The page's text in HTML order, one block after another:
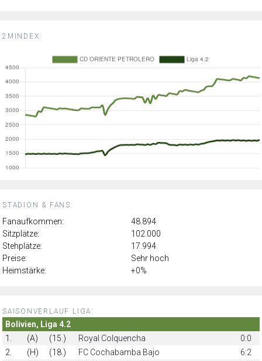
2MINDEX:
STADION & FANS:
Fanaufkommen:
48.894
Sitzplätze:
102.000
Stehplätze:
17.994
Preise:
Sehr hoch
Heimstärke:
+0%
SAISONVERLAUF LIGA:
Bolivien, Liga 4.2
1.
(A) (15.) Royal Colquencha
0:0
2.
(H) (18.) FC Cochabamba Bajo
6:2